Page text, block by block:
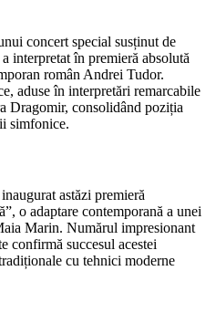
concert special susținut de
interpretat în premieră absolută
român Andrei Tudor.
aduse în interpretări remarcabile
Dragomir, consolidând poziția
simfonice.
astăzi premieră
o adaptare contemporană a unei
Marin. Numărul impresionant
confirmă succesul acestei
cu tehnici moderne